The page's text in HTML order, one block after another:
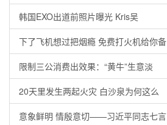
韩国EXO出道前照片曝光 Kris吴
下了飞机想过把烟瘾 免费打火机给你备
限制三公消费出效果：“黄牛”生意淡
20天里发生两起火灾 白沙泉为何这么
意象鲜明 情殷意切——习近平同志七言